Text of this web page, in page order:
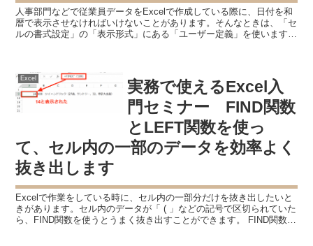
人事部門などで従業員データをExcelで作成している際に、日付を和
暦で表示させなければいけないことがあります。そんなときは、「セ
ルの書式設定」の「表示形式」にある「ユーザー定義」を使います。
Excel
実務で使えるExcel入
門セミナー FIND関数
とLEFT関数を使っ
て、セル内の一部のデータを効率よく
抜き出します
Excelで作業をしている時に、セル内の一部分だけを抜き出したいと
きがあります。セル内のデータが「 ( 」などの記号で区切られていた
ら、FIND関数を使うとうまく抜き出すことができます。 FIND関数で